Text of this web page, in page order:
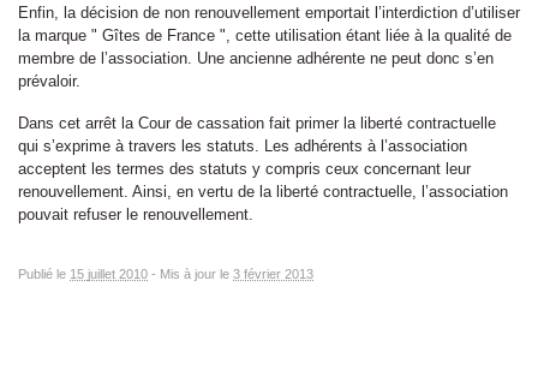
Enfin, la décision de non renouvellement emportait l’interdiction d’utiliser
la marque " Gîtes de France ", cette utilisation étant liée à la qualité de
membre de l’association. Une ancienne adhérente ne peut donc s’en
prévaloir.
Dans cet arrêt la Cour de cassation fait primer la liberté contractuelle
qui s’exprime à travers les statuts. Les adhérents à l’association
acceptent les termes des statuts y compris ceux concernant leur
renouvellement. Ainsi, en vertu de la liberté contractuelle, l’association
pouvait refuser le renouvellement.
Publié le 15 juillet 2010 - Mis à jour le 3 février 2013